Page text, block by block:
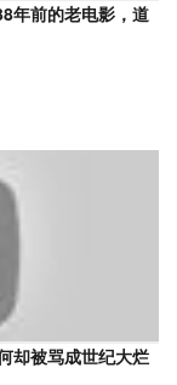
年前的老电影，道
却被骂成世纪大烂